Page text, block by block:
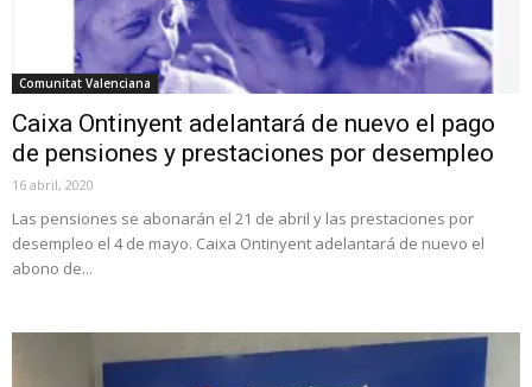
Comunitat Valenciana
Caixa Ontinyent adelantará de nuevo el pago
de pensiones y prestaciones por desempleo
16 abril, 2020
Las pensiones se abonarán el 21 de abril y las prestaciones por
desempleo el 4 de mayo. Caixa Ontinyent adelantará de nuevo el
abono de...